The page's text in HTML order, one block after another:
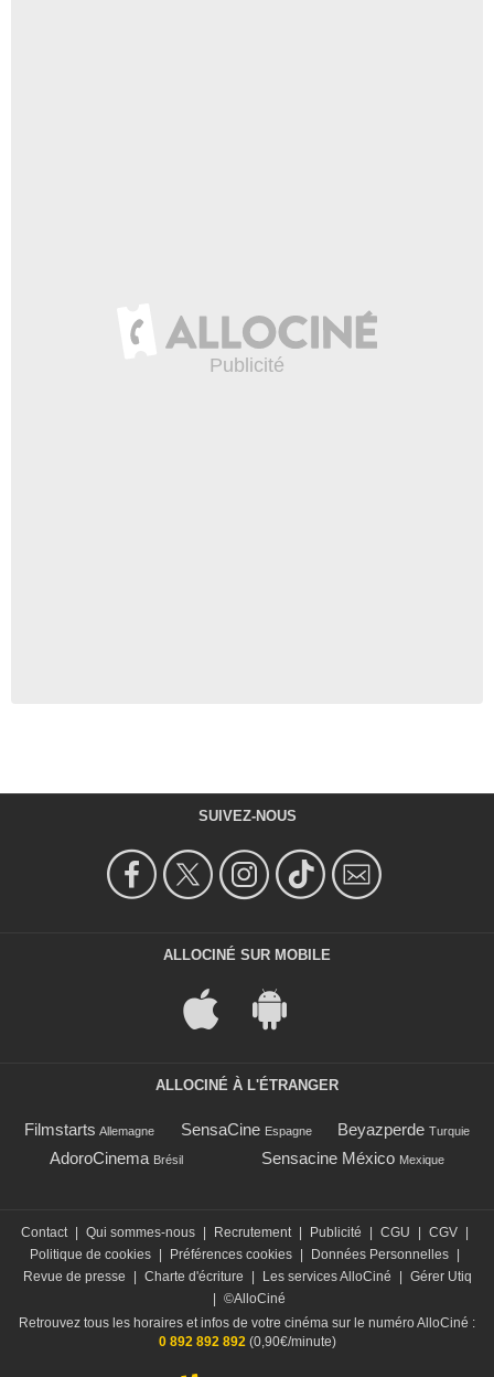
SUIVEZ-NOUS
ALLOCINÉ SUR MOBILE
ALLOCINÉ À L'ÉTRANGER
Filmstarts Allemagne SensaCine Espagne Beyazperde Turquie
AdoroCinema Brésil Sensacine México Mexique
Contact | Qui sommes-nous | Recrutement | Publicité | CGU | CGV |
Politique de cookies | Préférences cookies | Données Personnelles |
Revue de presse
| Charte d'écriture | Les services AlloCiné | Gérer Utiq
| ©AlloCiné
Retrouvez tous les horaires et infos de votre cinéma sur le numéro AlloCiné :
0 892 892 892(0,90€/minute)